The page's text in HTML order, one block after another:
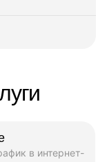
в интернет-